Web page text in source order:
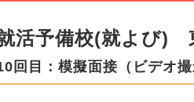
活予備校(就よび)
回目：模擬面接（ビデオ撮